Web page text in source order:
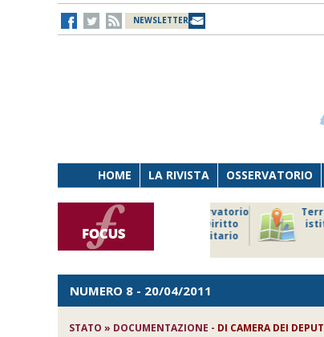
NEWSLETTER
HOME LA RIVISTA OSSERVATORIO
Territorio e
istituzioni
NUMERO 8 - 20/04/2011
STATO » DOCUMENTAZIONE - DI CAMERA DEI